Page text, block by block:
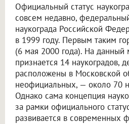
Официальный статус
совсем недавно,
наукограда Российской
в 1999 году. Первым таким
(6 мая 2000 года). На данный
признается 14 наукоградов,
расположены в Московской
неофициальных, — около 70
Однако сама концепция
за рамки официального
развивается в современных